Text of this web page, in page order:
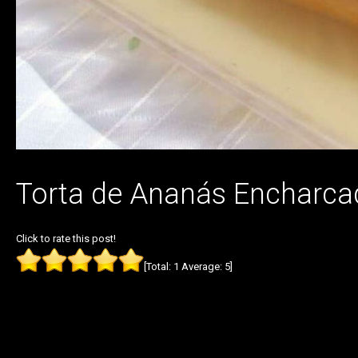
Torta de Ananás
Click to rate this post!
[Total: 1 Average: 5